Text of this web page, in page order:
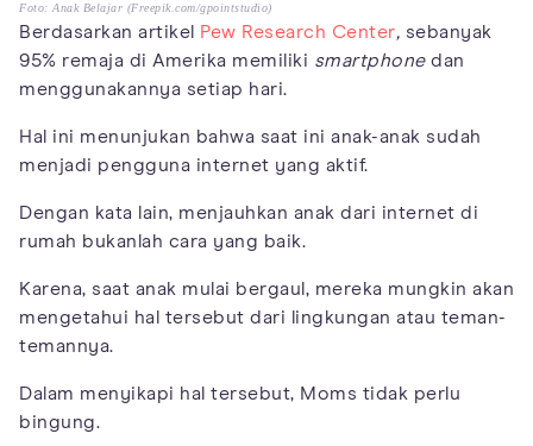
Foto: Anak Belajar (Freepik.com/gpointstudio)
Berdasarkan artikel Pew Research Center, sebanyak
95% remaja di Amerika memiliki smartphonedan
menggunakannya setiap hari.
Hal ini menunjukan bahwa saat ini anak-anak sudah
menjadi pengguna internet yang aktif.
Dengan kata lain, menjauhkan anak dari internet di
rumah bukanlah cara yang baik.
Karena, saat anak mulai bergaul, mereka mungkin akan
mengetahui hal tersebut dari lingkungan atau teman-
temannya.
Dalam menyikapi hal tersebut, Moms tidak perlu
bingung.